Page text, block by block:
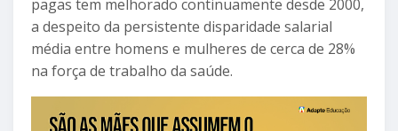
pagas tem melhorado continuamente desde 2000,
a despeito da persistente disparidade salarial
média entre homens e mulheres de cerca de 28%
na força de trabalho da saúde.